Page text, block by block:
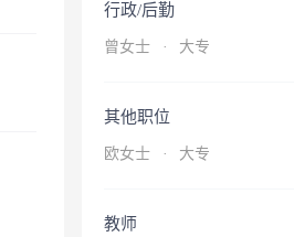
行政/后勤
曾女士 · 大专
其他职位
欧女士 · 大专
教师